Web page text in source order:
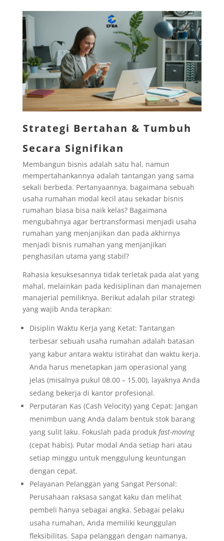
Strategi Bertahan & Tumbuh
Secara Signifikan
Membangun bisnis adalah satu hal, namun
mempertahankannya adalah tantangan yang sama
sekali berbeda. Pertanyaannya, bagaimana sebuah
usaha rumahan modal kecil atau sekadar bisnis
rumahan biasa bisa naik kelas? Bagaimana
mengubahnya agar bertransformasi menjadi usaha
rumahan yang menjanjikan dan pada akhirnya
menjadi bisnis rumahan yang menjanjikan
penghasilan utama yang stabil?
Rahasia kesuksesannya tidak terletak pada alat yang
mahal, melainkan pada kedisiplinan dan manajemen
manajerial pemiliknya. Berikut adalah pilar strategi
yang wajib Anda terapkan:
Disiplin Waktu Kerja yang Ketat: Tantangan
terbesar sebuah usaha rumahan adalah batasan
yang kabur antara waktu istirahat dan waktu kerja.
Anda harus menetapkan jam operasional yang
jelas (misalnya pukul 08.00 – 15.00), layaknya Anda
sedang bekerja di kantor profesional.
Perputaran Kas (Cash Velocity) yang Cepat: Jangan
menimbun uang Anda dalam bentuk stok barang
yang sulit laku. Fokuslah pada produk fast-moving
(cepat habis). Putar modal Anda setiap hari atau
setiap minggu untuk menggulung keuntungan
dengan cepat.
Pelayanan Pelanggan yang Sangat Personal:
Perusahaan raksasa sangat kaku dan melihat
pembeli hanya sebagai angka. Sebagai pelaku
usaha rumahan, Anda memiliki keunggulan
fleksibilitas. Sapa pelanggan dengan namanya,